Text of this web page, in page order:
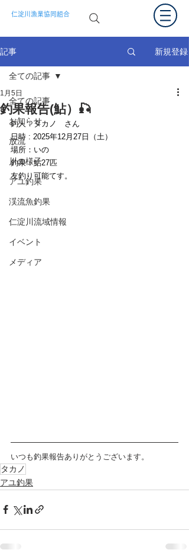
仁淀川漁業協同組合
記事 新規登録
全ての記事
お知らせ
放流
川の様子
アユ釣果
渓流魚釣果
仁淀川流域情報
イベント
メディア
全ての記事
釣果報告(鮎）🎣
1月5日
釣人：タカノ　さん
日時 : 2025年12月27日（土）
場所：いの
釣果：鮎27匹
友釣り可能てす。
いつも釣果報告ありがとうございます。
タカノ
アユ釣果